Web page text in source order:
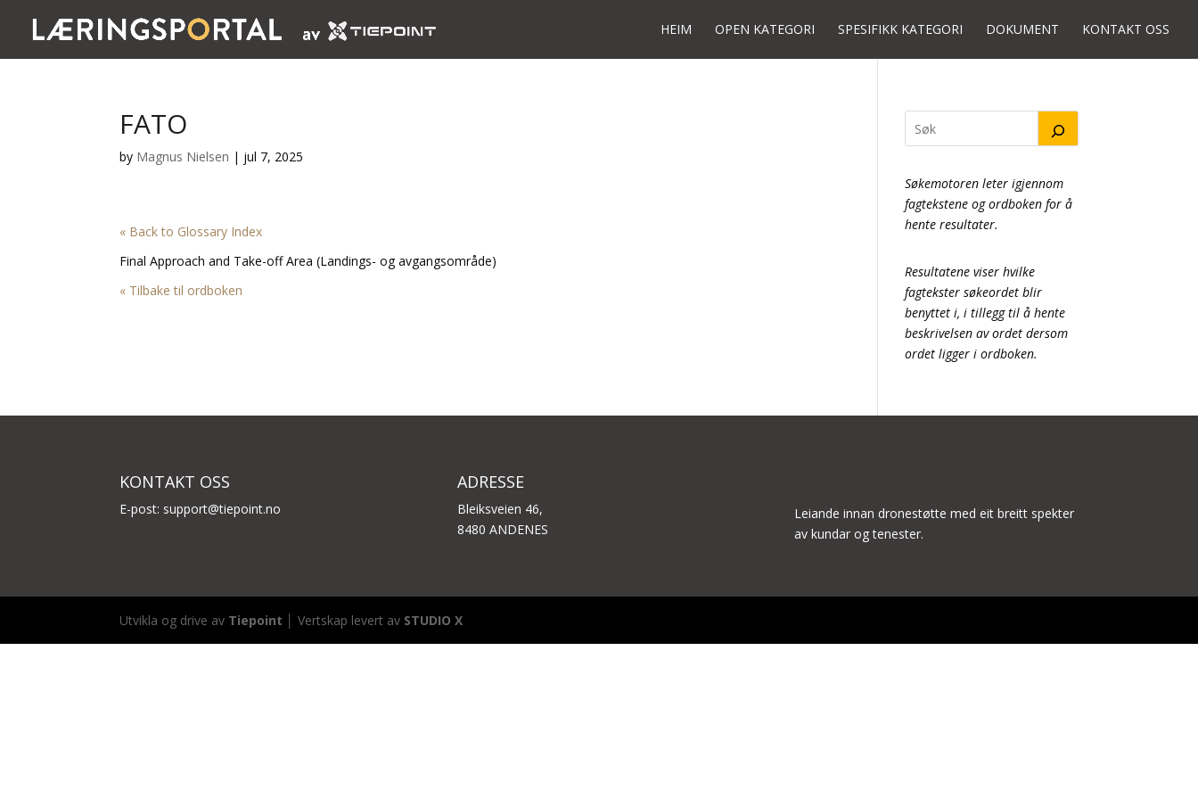
HEIM OPEN KATEGORI SPESIFIKK KATEGORI DOKUMENT KONTAKT OSS
FATO
by Magnus Nielsen | jul 7, 2025
« Back to Glossary Index
Final Approach and Take-off Area (Landings- og avgangsområde)
« Tilbake til ordboken
Søkemotoren leter igjennom
fagtekstene og ordboken for å
hente resultater.
Resultatene viser hvilke
fagtekster søkeordet blir
benyttet i, i tillegg til å hente
beskrivelsen av ordet dersom
ordet ligger i ordboken.
KONTAKT OSS
E-post: support@tiepoint.no
ADRESSE
Bleiksveien 46,
8480 ANDENES
Leiande innan dronestøtte med eit breitt spekter
av kundar og tenester.
Utvikla og drive av Tiepoint │ Vertskap levert av STUDIO X